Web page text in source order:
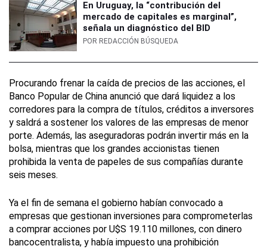
En Uruguay, la “contribución del
mercado de capitales es marginal”,
señala un diagnóstico del BID
POR REDACCIÓN BÚSQUEDA
Procurando frenar la caída de precios de las acciones, el
Banco Popular de China anunció que dará liquidez a los
corredores para la compra de títulos, créditos a inversores
y saldrá a sostener los valores de las empresas de menor
porte. Además, las aseguradoras podrán invertir más en la
bolsa, mientras que los grandes accionistas tienen
prohibida la venta de papeles de sus compañías durante
seis meses.
Ya el fin de semana el gobierno habían convocado a
empresas que gestionan inversiones para comprometerlas
a comprar acciones por U$S 19.110 millones, con dinero
bancocentralista, y había impuesto una prohibición